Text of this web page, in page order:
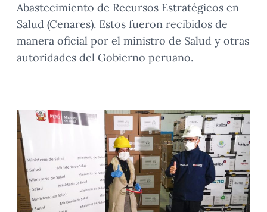
Abastecimiento de Recursos Estratégicos en
Salud (Cenares). Estos fueron recibidos de
manera oficial por el ministro de Salud y otras
autoridades del Gobierno peruano.